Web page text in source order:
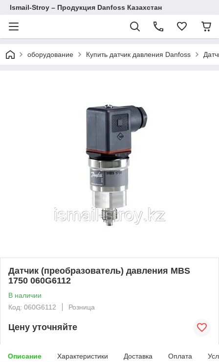
Ismail-Stroy – Продукция Danfoss Казахстан
оборудование Купить датчик давления Danfoss
Датчик (преобразователь) давления MBS
1750 060G6112
В наличии
Код: 060G6112
Розница
Цену уточняйте
Описание Характеристики Доставка Оплата